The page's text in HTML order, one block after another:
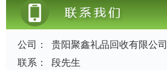
公司：
贵阳聚鑫礼品回收有限公司
联系：
段先生